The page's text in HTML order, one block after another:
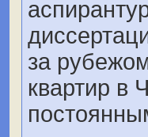
за
квартир в